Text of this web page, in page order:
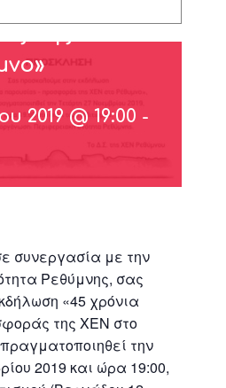
2019 @ 19:00 -
συνεργασία με την
Ρεθύμνης, σας
«45 χρόνια
της ΧΕΝ στο
την
2019 και ώρα 19:00,